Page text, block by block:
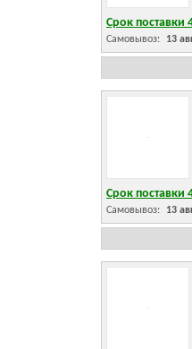
Срок поставки
Самовывоз: 13
Срок поставки
Самовывоз: 13